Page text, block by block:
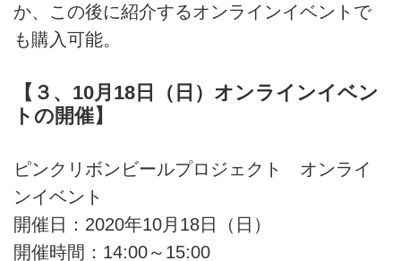
か、この後に紹介するオンラインイベントで
も購入可能。
【３、10月18日（日）オンラインイベン
トの開催】
ピンクリボンビールプロジェクト オンライ
ンイベント
開催日：2020年10月18日（日）
開催時間：14:00～15:00